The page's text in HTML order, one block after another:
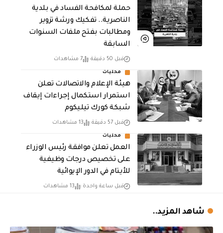
حملة لمكافحة الفساد في بلدية
الناصرية.. تفكيك ورشة تزوير
ومطالبات بفتح ملفات السنوات
السابقة
قبل 50 دقيقة 7 مشاهدات
محليات
هيئة الإعلام والاتصالات تعلن
استمرار استكمال إجراءات إيقاف
شبكة كورك تيليكوم
قبل 57 دقيقة 13 مشاهدات
محليات
العمل تعلن موافقة رئيس الوزراء
على تخصيص درجات وظيفية
للأيتام في الدور الإيوائية
قبل ساعة واحدة 13 مشاهدات
شاهد المزيد..